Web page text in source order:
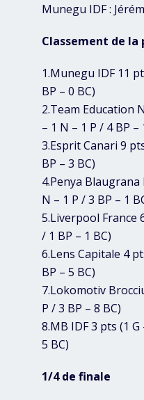
Munegu IDF :
Classement de la
1.Munegu IDF 11
BP – 0 BC)
2.Team Education
– 1 N – 1 P / 4 BP –
3.Esprit Canari 9
BP – 3 BC)
4.Penya Blaugrana
N – 1 P / 3 BP – 1
5.Liverpool France
/ 1 BP – 1 BC)
6.Lens Capitale 4
BP – 5 BC)
7.Lokomotiv
P / 3 BP – 8 BC)
8.MB IDF 3 pts (1
5 BC)
1/4 de finale